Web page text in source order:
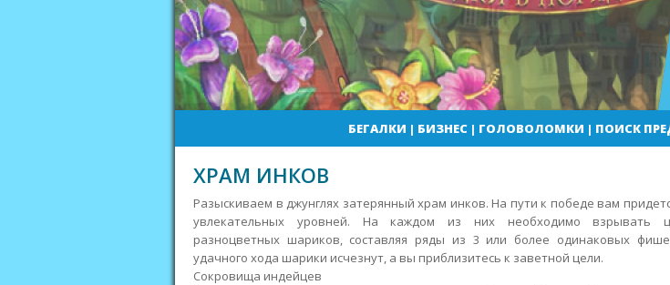
БЕГАЛКИ | БИЗНЕС| ГОЛОВОЛОМКИ | ПОИСК
ХРАМ ИНКОВ
Разыскиваем в джунглях затерянный храм инков. На пути к победе вам
увлекательных уровней. На каждом из них необходимо взрывать
разноцветных шариков, составляя ряды из 3 или более одинаковых
удачного хода шарики исчезнут, а вы приблизитесь к заветной цели.
Сокровища индейцев